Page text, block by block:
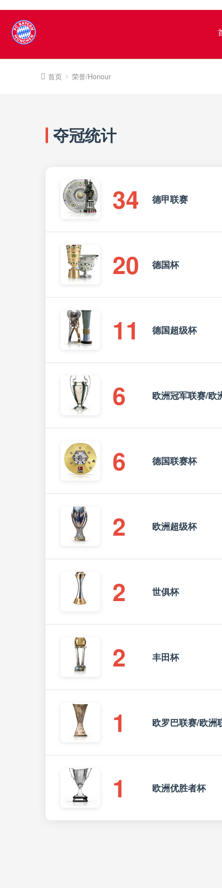
首页 荣誉/Honour
夺冠统计
34 德甲联赛
20 德国杯
11 德国超级杯
6 欧洲冠军联赛/欧
6 德国联赛杯
2 欧洲超级杯
2 世俱杯
2 丰田杯
1 欧罗巴联赛/欧洲
1 欧洲优胜者杯